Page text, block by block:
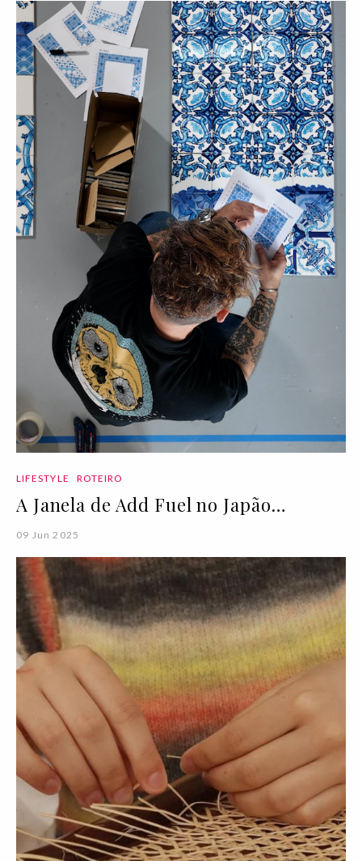
LIFESTYLE ROTEIRO
A Janela de Add Fuel no Japão…
09 Jun 2025